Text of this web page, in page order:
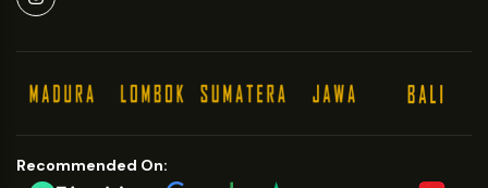
Recommended On: